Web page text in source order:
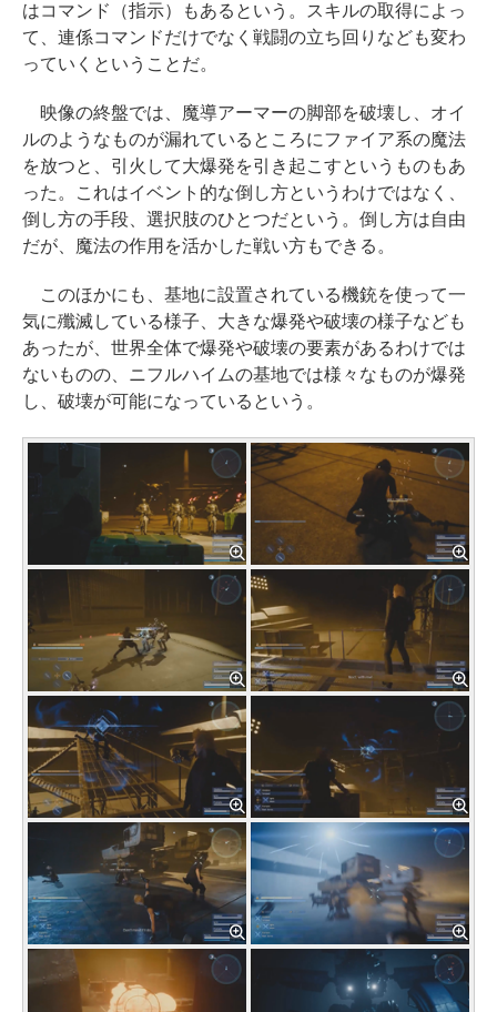
はコマンド（指示）もあるという。スキルの取得によっ
て、連係コマンドだけでなく戦闘の立ち回りなども変わ
っていくということだ。
映像の終盤では、魔導アーマーの脚部を破壊し、オイ
ルのようなものが漏れているところにファイア系の魔法
を放つと、引火して大爆発を引き起こすというものもあ
った。これはイベント的な倒し方というわけではなく、
倒し方の手段、選択肢のひとつだという。倒し方は自由
だが、魔法の作用を活かした戦い方もできる。
このほかにも、基地に設置されている機銃を使って一
気に殲滅している様子、大きな爆発や破壊の様子なども
あったが、世界全体で爆発や破壊の要素があるわけでは
ないものの、ニフルハイムの基地では様々なものが爆発
し、破壊が可能になっているという。